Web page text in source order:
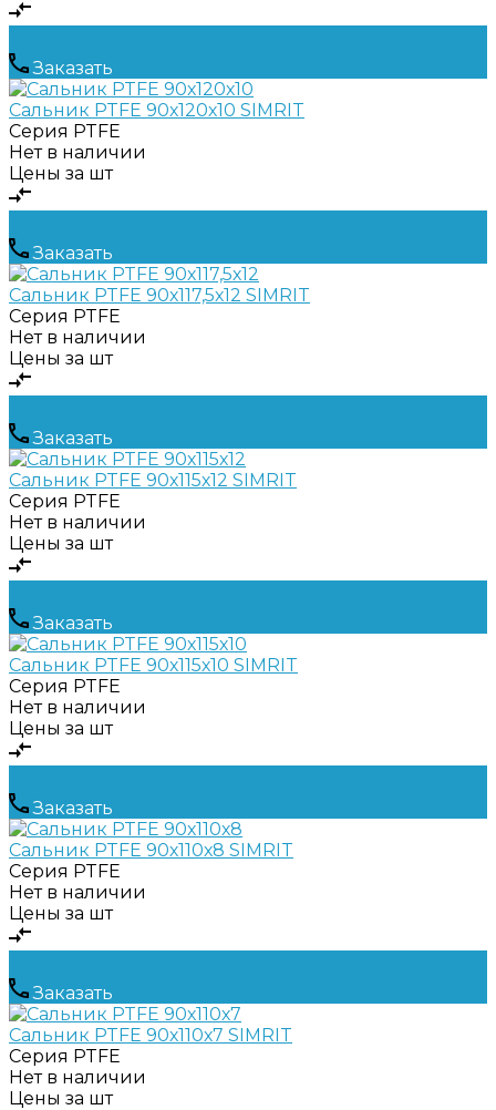
Заказать
Сальник PTFE 90х120х10 SIMRIT
Серия PTFE
Нет в наличии
Цены за шт
Заказать
Сальник PTFE 90х117,5х12 SIMRIT
Серия PTFE
Нет в наличии
Цены за шт
Заказать
Сальник PTFE 90х115х12 SIMRIT
Серия PTFE
Нет в наличии
Цены за шт
Заказать
Сальник PTFE 90х115х10 SIMRIT
Серия PTFE
Нет в наличии
Цены за шт
Заказать
Сальник PTFE 90х110х8 SIMRIT
Серия PTFE
Нет в наличии
Цены за шт
Заказать
Сальник PTFE 90х110х7 SIMRIT
Серия PTFE
Нет в наличии
Цены за шт